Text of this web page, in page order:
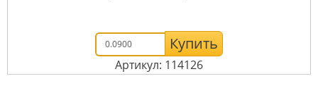
Купить
Артикул: 114126